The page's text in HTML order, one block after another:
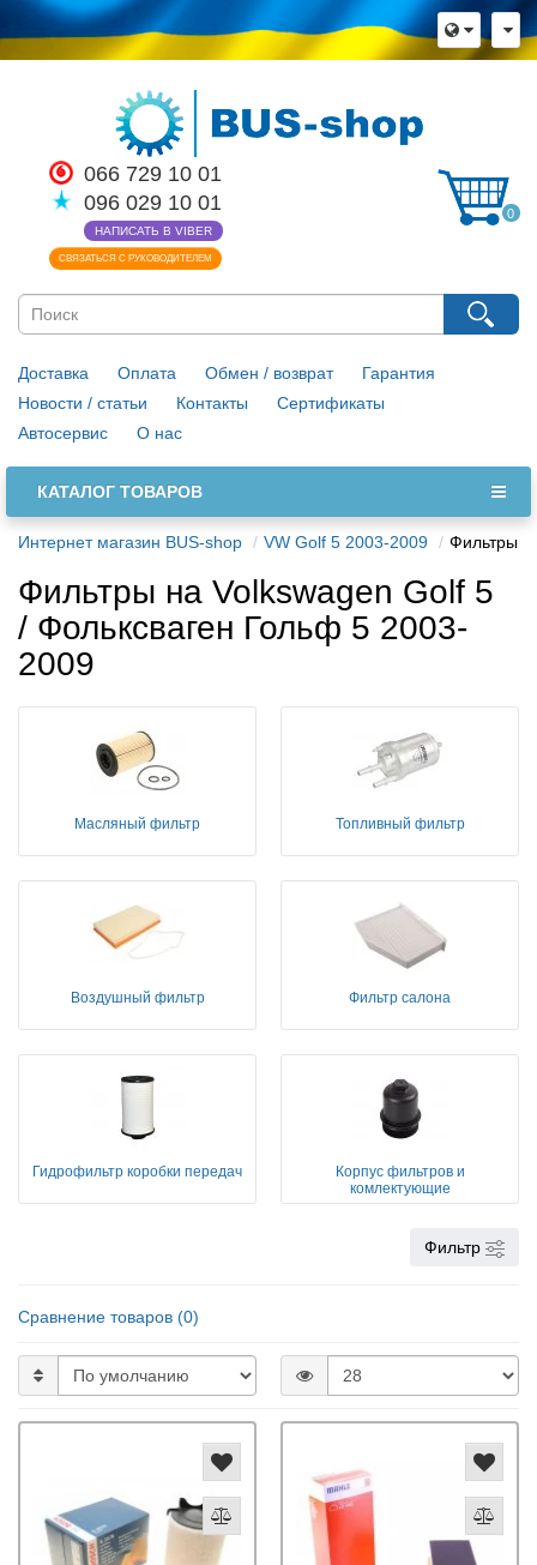
066 729 10 01
096 029 10 01
НАПИСАТЬ В VIBER
СВЯЗАТЬСЯ С РУКОВОДИТЕЛЕМ
0
Доставка Оплата Обмен / возврат
Гарантия
Новости / статьи
Контакты
Сертификаты
Автосервис
О нас
КАТАЛОГ ТОВАРОВ
Интернет магазин BUS-shop VW Golf 5 2003-2009 Фильтры
×
Язык магазина
Выберите пожалуйста язык магазина
Русский
Українська
Закрыть
Фильтры на Volkswagen Golf 5
/ Фольксваген Гольф 5 2003-
2009
Масляный фильтр Топливный фильтр
Воздушный фильтр Фильтр салона
Гидрофильтр коробки передач
Корпус фильтров и
комлектующие
Фильтр
Сравнение товаров (0)